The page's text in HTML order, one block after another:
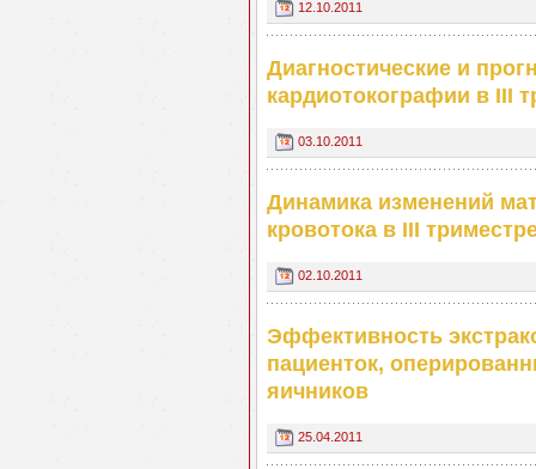
12.10.2011
Диагностические и
кардиотокографии в III
03.10.2011
Динамика изменений
кровотока в III
02.10.2011
Эффективность
пациенток,
яичников
25.04.2011